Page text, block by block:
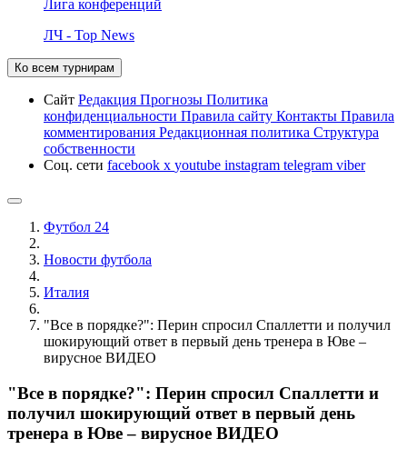
Лига конференций
ЛЧ - Top News
Ко всем турнирам
Сайт Редакция Прогнозы Политика
конфиденциальности Правила сайту Контакты Правила
комментирования Редакционная политика Структура
собственности
Соц. сети facebook x youtube instagram telegram viber
Футбол 24
Новости футбола
Италия
"Все в порядке?": Перин спросил Спаллетти и получил
шокирующий ответ в первый день тренера в Юве –
вирусное ВИДЕО
"Все в порядке?": Перин спросил Спаллетти и
получил шокирующий ответ в первый день
тренера в Юве – вирусное ВИДЕО